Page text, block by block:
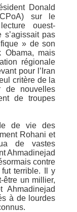
Donald
sur le
ouest-
pas
» de son
Obama, mais
régionale
pour l’Iran
critère de la
de nouvelles
de troupes
de vie des
Rohani et
de vastes
Ahmadinejad
contre
fut terrible. Il y
être un millier,
Ahmadinejad
à de lourdes